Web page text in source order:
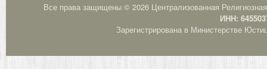
Все права защищены © 2026 Централизованная
ИНН:
Зарегистрирована в Министерстве